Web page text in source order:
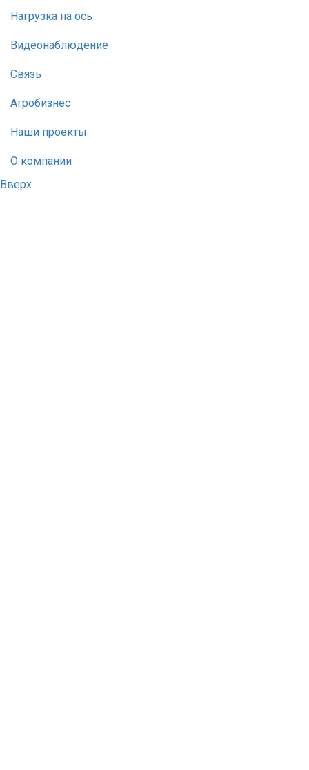
Нагрузка на ось
Видеонаблюдение
Связь
Агробизнес
Наши проекты
О компании
Вверх